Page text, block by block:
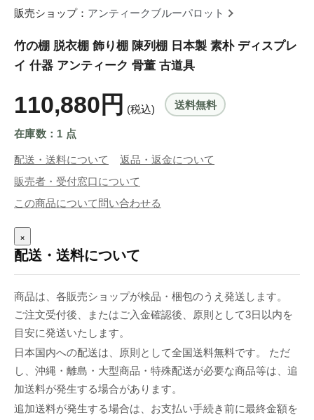
販売ショップ： アンティークブルーパロット
竹の棚 脱衣棚 飾り棚 陳列棚 日本製 素朴 ディスプレ
イ 什器 アンティーク 骨董 古道具
110,880円 (税込) 送料無料
在庫数：1 点
配送・送料について
返品・返金について
販売者・受付窓口について
この商品について問い合わせる
×
配送・送料について
商品は、各販売ショップが検品・梱包のうえ発送します。
ご注文受付後、またはご入金確認後、原則として3日以内を
目安に発送いたします。
日本国内への配送は、原則として全国送料無料です。 ただ
し、沖縄・離島・大型商品・特殊配送が必要な商品等は、追
加送料が発生する場合があります。
追加送料が発生する場合は、お支払い手続き前に最終金額を